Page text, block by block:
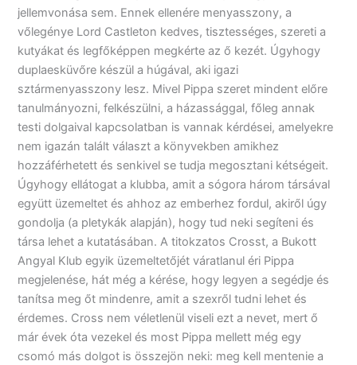
jellemvonása sem. Ennek ellenére menyasszony, a
vőlegénye Lord Castleton kedves, tisztességes, szereti a
kutyákat és legfőképpen megkérte az ő kezét. Úgyhogy
duplaesküvőre készül a húgával, aki igazi
sztármenyasszony lesz. Mivel Pippa szeret mindent előre
tanulmányozni, felkészülni, a házassággal, főleg annak
testi dolgaival kapcsolatban is vannak kérdései, amelyekre
nem igazán talált választ a könyvekben amikhez
hozzáférhetett és senkivel se tudja megosztani kétségeit.
Úgyhogy ellátogat a klubba, amit a sógora három társával
együtt üzemeltet és ahhoz az emberhez fordul, akiről úgy
gondolja (a pletykák alapján), hogy tud neki segíteni és
társa lehet a kutatásában. A titokzatos Crosst, a Bukott
Angyal Klub egyik üzemeltetőjét váratlanul éri Pippa
megjelenése, hát még a kérése, hogy legyen a segédje és
tanítsa meg őt mindenre, amit a szexről tudni lehet és
érdemes. Cross nem véletlenül viseli ezt a nevet, mert ő
már évek óta vezekel és most Pippa mellett még egy
csomó más dolgot is összejön neki: meg kell mentenie a